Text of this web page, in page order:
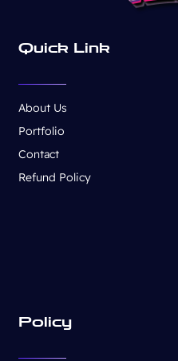
Quick Link
About Us
Portfolio
Contact
Refund Policy
Policy